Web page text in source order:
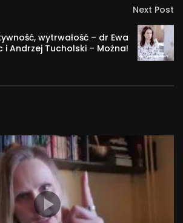
Next Post
wytrwałość – dr Ewa
Andrzej Tucholski – Można!